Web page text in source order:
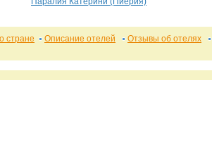
стране Описание отелей Отзывы об отелях